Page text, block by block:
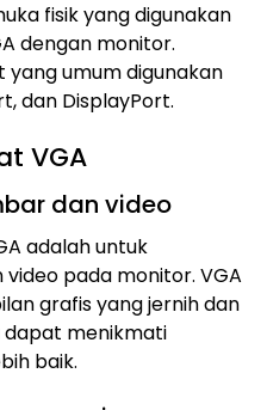
fisik yang digunakan
dengan monitor.
umum digunakan
dan DisplayPort.
VGA
dan video
adalah untuk
pada monitor. VGA
grafis yang jernih dan
dapat menikmati
baik.